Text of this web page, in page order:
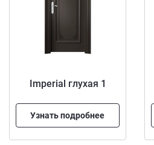
Imperial глухая 1
Узнать подробнее